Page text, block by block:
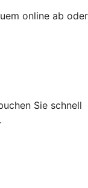
online ab oder
Sie schnell